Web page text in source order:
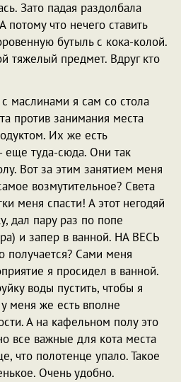
Зато падая раздолбала
потому что нечего ставить
бутыль с кока-колой.
тяжелый предмет. Вдруг кто
маслинами я сам со стола
против занимания места
Их же есть
еще туда-сюда. Они так
Вот за этим занятием меня
возмутительное? Света
меня спасти! А этот негодяй
дал пару раз по попе
и запер в ванной. НА ВЕСЬ
Сами меня
я просидел в ванной.
воды пустить, чтобы я
меня же есть вполне
А на кафельном полу это
все важные для кота места
что полотенце упало. Такое
Очень удобно.